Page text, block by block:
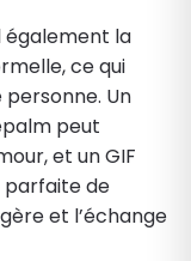
également la
ce qui
Un
peut
et un GIF
de
et l’échange